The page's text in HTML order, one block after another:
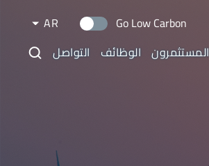
Go Low Carbon
AR
المستثمرون الوظائف التواصل